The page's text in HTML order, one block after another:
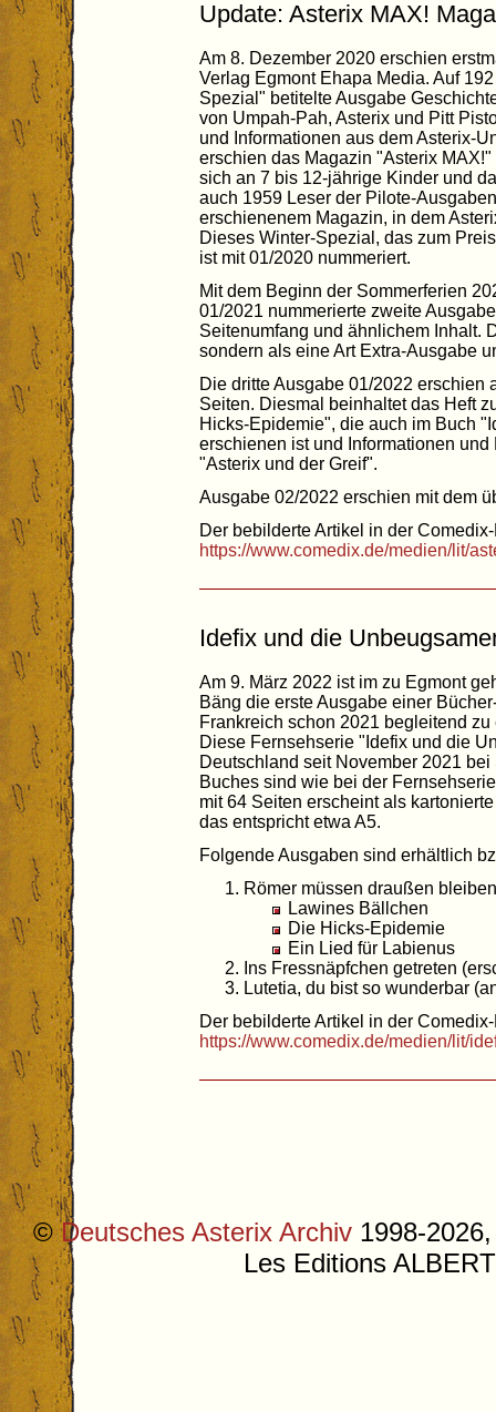
Update: Asterix MAX!
Am 8. Dezember 2020 erschien
Verlag Egmont Ehapa Media. Auf
Spezial" betitelte Ausgabe
von Umpah-Pah, Asterix und Pitt
und Informationen aus dem Asterix-
erschien das Magazin "Asterix
sich an 7 bis 12-jährige Kinder und
auch 1959 Leser der Pilote-
erschienenem Magazin, in dem
Dieses Winter-Spezial, das zum
ist mit 01/2020 nummeriert.
Mit dem Beginn der Sommerferien
01/2021 nummerierte zweite
Seitenumfang und ähnlichem Inhalt.
sondern als eine Art Extra-Ausgabe
Die dritte Ausgabe 01/2022 erschien
Seiten. Diesmal beinhaltet das Heft
Hicks-Epidemie", die auch im Buch
erschienen ist und Informationen
"Asterix und der Greif".
Ausgabe 02/2022 erschien mit dem
Der bebilderte Artikel in der
https://www.comedix.de/medien/lit/
Idefix und die
Am 9. März 2022 ist im zu Egmont
Bäng die erste Ausgabe einer
Frankreich schon 2021 begleitend
Diese Fernsehserie "Idefix und die
Deutschland seit November 2021
Buches sind wie bei der
mit 64 Seiten erscheint als
das entspricht etwa A5.
Folgende Ausgaben sind erhältlich
Römer müssen draußen bleiben
Lawines Bällchen
Die Hicks-Epidemie
Ein Lied für Labienus
Ins Fressnäpfchen getreten
Lutetia, du bist so wunderbar
Der bebilderte Artikel in der
https://www.comedix.de/medien/lit/
©Deutsches Asterix Archiv 1998-
Les Editions